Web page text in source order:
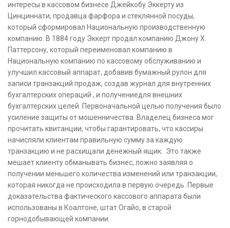
интересы в кассовом бизнесе Джейкобу Эккерту из
Цинциннати, продавца фарфора и стеклянной посуды,
который сформировал Национальную производственную
компанию. В 1884 году Эккерт продал компанию Джону Х.
Паттерсону, который переименовал компанию в
Национальную компанию по кассовому обслуживанию и
улучшил кассовый аппарат, добавив бумажный рулон для
записи транзакций продаж, создав журнал для внутренних
бухгалтерских операций , и получениедля внешних
бухгалтерских целей. Первоначальной целью получения было
усиление защиты от мошенничества. Владелец бизнеса мог
прочитать квитанции, чтобы гарантировать, что кассиры
начисляли клиентам правильную сумму за каждую
транзакцию и не расхищали денежный ящик. Это также
мешает клиенту обманывать бизнес, ложно заявляя о
получении меньшего количества изменений или транзакции,
которая никогда не происходила в первую очередь. Первые
доказательства фактического кассового аппарата были
использованы в Коалтоне, штат Огайо, в старой
горнодобывающей компании.